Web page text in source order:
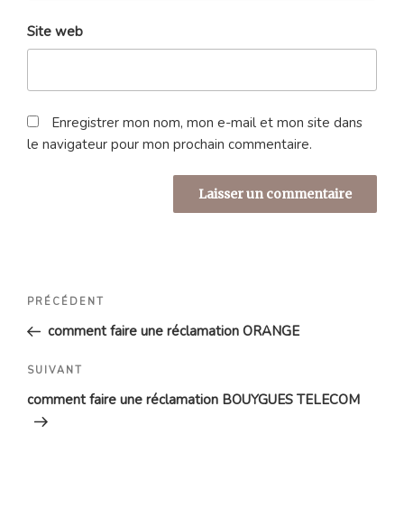
Site web
Enregistrer mon nom, mon e-mail et mon site dans
le navigateur pour mon prochain commentaire.
Navigation
l’article
Article
précédent
PRÉCÉDENT
comment faire une réclamation ORANGE
Article
suivant
SUIVANT
comment faire une réclamation BOUYGUES TELECOM